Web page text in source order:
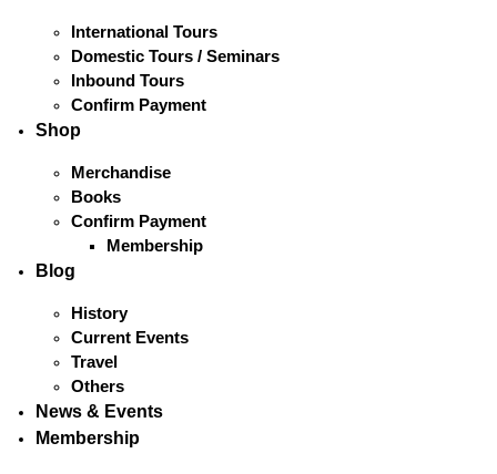
International Tours
Domestic Tours / Seminars
Inbound Tours
Confirm Payment
Shop
Merchandise
Books
Confirm Payment
Membership
Blog
History
Current Events
Travel
Others
News & Events
Membership